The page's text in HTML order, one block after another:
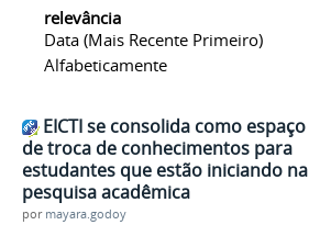
relevância
Data (mais Recente Primeiro)
Alfabeticamente
EICTI se consolida como espaço
de troca de conhecimentos para
estudantes que estão iniciando na
pesquisa acadêmica
por mayara.godoy